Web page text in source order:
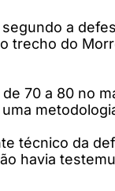
a
trecho do
70 a 80 no
técnico da
havia